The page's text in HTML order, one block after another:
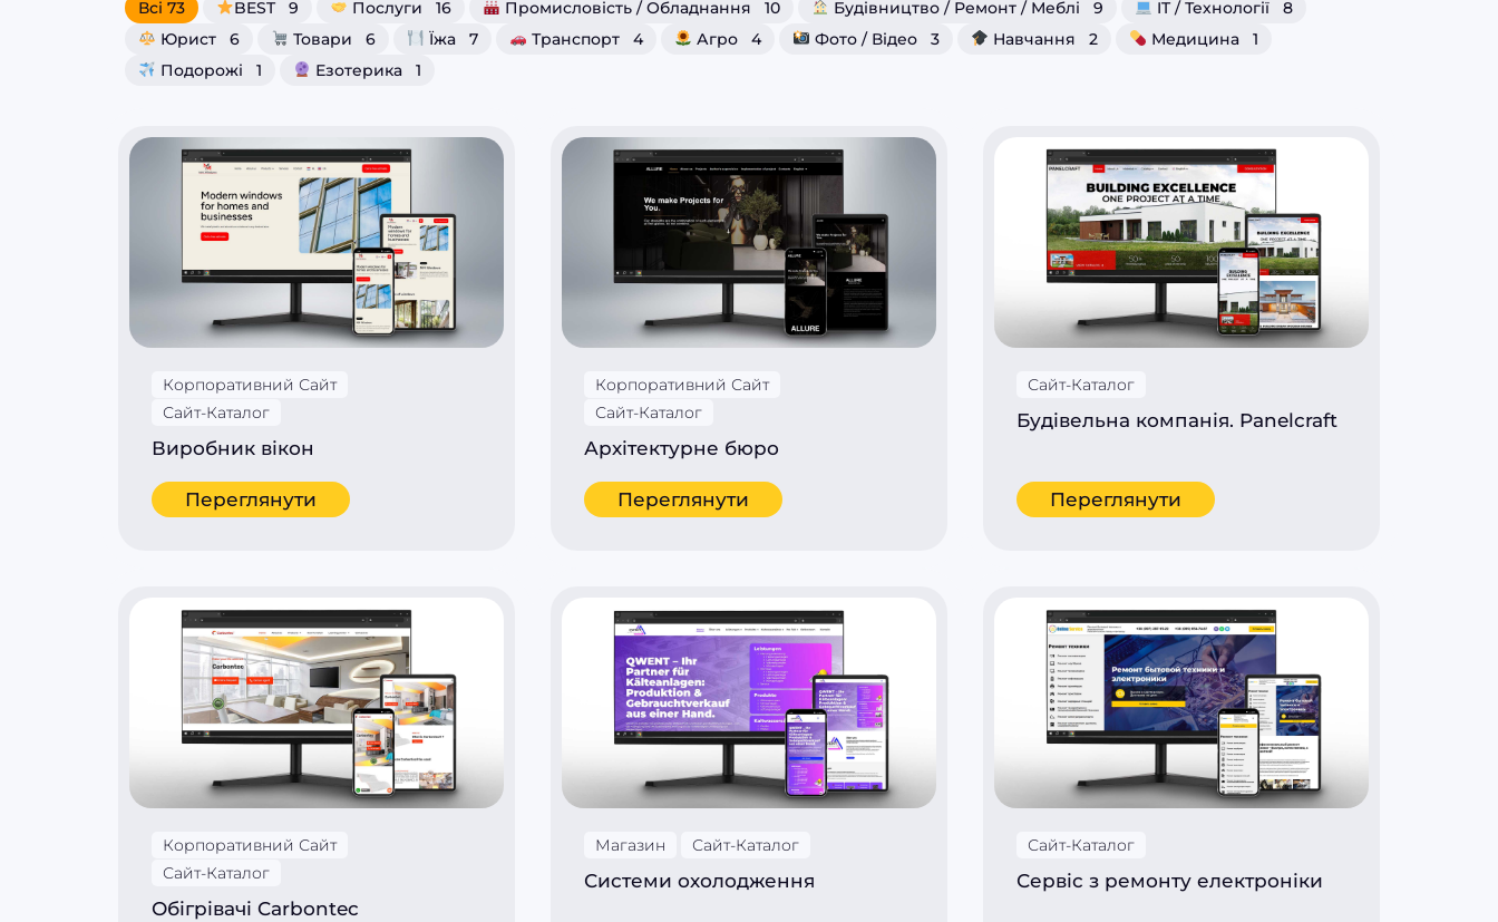
Всі 73 BEST 9 Послуги 16 Промисловість / Обладнання 10 Будівництво / Ремонт / Меблі 9 IT / Технології
8
Юрист
6 Товари 6 Їжа 7 Транспорт 4 Агро 4 Фото / Відео 3 Навчання 2 Медицина
1
Подорожі
1 Езотерика 1
Корпоративний Сайт
Сайт-Каталог
Виробник вікон
Переглянути
Корпоративний Сайт
Сайт-Каталог
Архітектурне бюро
Переглянути
Сайт-Каталог
Будівельна компанія. Panelcraft
Переглянути
Корпоративний Сайт
Сайт-Каталог
Обігрівачі Carbontec
Магазин Сайт-Каталог
Системи охолодження
Сайт-Каталог
Сервіс з ремонту електроніки